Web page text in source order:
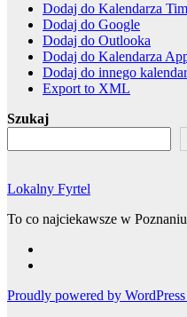
Dodaj do Kalendarza
Dodaj do Google
Dodaj do Outlooka
Dodaj do Kalendarza
Dodaj do innego
Export to XML
Szukaj
Lokalny Fyrtel
To co najciekawsze w
Proudly powered by WordPress